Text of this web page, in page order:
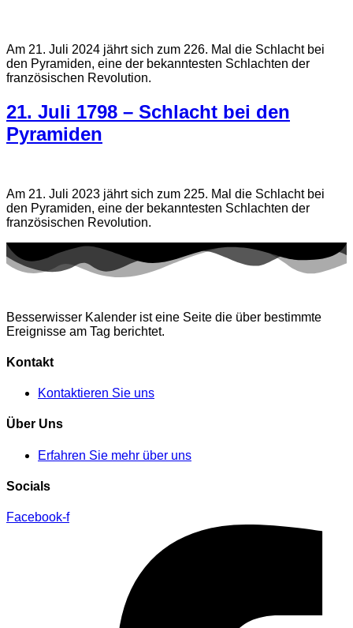
Am 21. Juli 2024 jährt sich zum 226. Mal die Schlacht bei
den Pyramiden, eine der bekanntesten Schlachten der
französischen Revolution.
21. Juli 1798 – Schlacht bei den
Pyramiden
Am 21. Juli 2023 jährt sich zum 225. Mal die Schlacht bei
den Pyramiden, eine der bekanntesten Schlachten der
französischen Revolution.
Besserwisser Kalender ist eine Seite die über bestimmte
Ereignisse am Tag berichtet.
Kontakt
Kontaktieren Sie uns
Über Uns
Erfahren Sie mehr über uns
Socials
Facebook-f